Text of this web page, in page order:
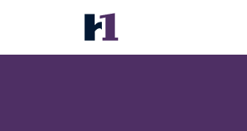
Woodlark Hotel
Preços